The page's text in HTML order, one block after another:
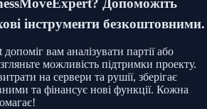
Допоможіть
інструменти безкоштовними.
вам аналізувати партії або
можливість підтримки проекту.
на сервери та рушії, зберігає
та фінансує нові функції. Кожна